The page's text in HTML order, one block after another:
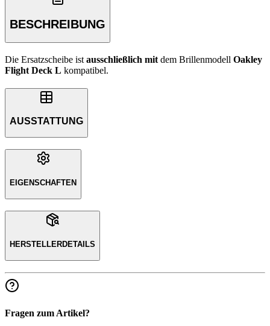
BESCHREIBUNG
Die Ersatzscheibe ist ausschließlich mit dem Brillenmodell Oakley
Flight Deck L kompatibel.
AUSSTATTUNG
EIGENSCHAFTEN
HERSTELLERDETAILS
Fragen zum Artikel?